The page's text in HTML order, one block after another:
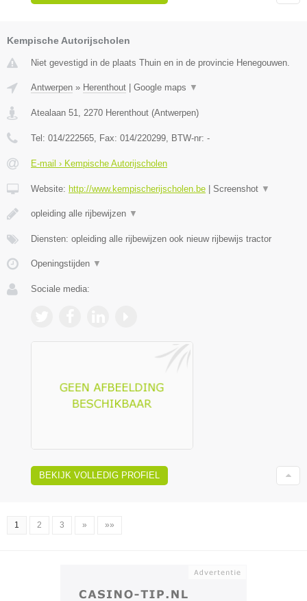
Kempische Autorijscholen
Niet gevestigd in de plaats Thuin en in de provincie Henegouwen.
Antwerpen » Herenthout | Google maps ▼
Atealaan 51 2270 Herenthout (Antwerpen)
Tel: 014/222565 , Fax: 014/220299 , BTW-nr: -
E-mail › Kempische Autorijscholen
Website: http://www.kempischerijscholen.be | Screenshot ▼
opleiding alle rijbewijzen ▼
Diensten: opleiding alle rijbewijzen ook nieuw rijbewijs tractor
Openingstijden ▼
Sociale media:
BEKIJK VOLLEDIG PROFIEL
1 2 3 » »»